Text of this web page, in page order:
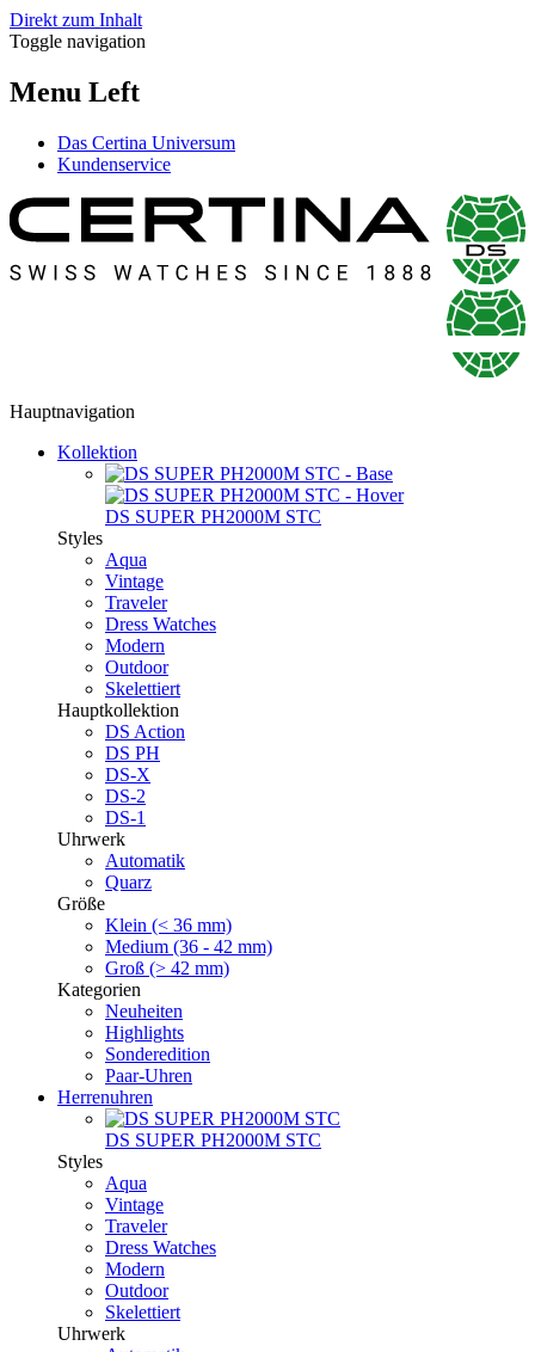
Direkt zum Inhalt
Toggle navigation
Menu Left
Das Certina Universum
Kundenservice
Hauptnavigation
Kollektion
DS SUPER PH2000M STC
Styles
Aqua
Vintage
Traveler
Dress Watches
Modern
Outdoor
Skelettiert
Hauptkollektion
DS Action
DS PH
DS-X
DS-2
DS-1
Uhrwerk
Automatik
Quarz
Größe
Klein (< 36 mm)
Medium (36 - 42 mm)
Groß (> 42 mm)
Kategorien
Neuheiten
Highlights
Sonderedition
Paar-Uhren
Herrenuhren
DS SUPER PH2000M STC
Styles
Aqua
Vintage
Traveler
Dress Watches
Modern
Outdoor
Skelettiert
Uhrwerk